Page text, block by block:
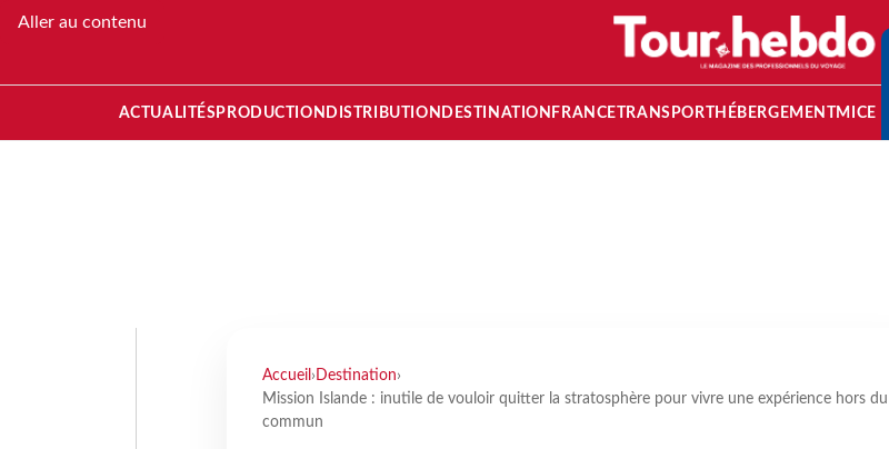
Aller au contenu
ACTUALITÉS PRODUCTION DISTRIBUTION DESTINATION FRANCETRANSPORT HÉBERGEMENTMICE
Accueil › Destination›
Mission Islande : inutile de vouloir quitter la stratosphère pour vivre une expérience hors du
commun